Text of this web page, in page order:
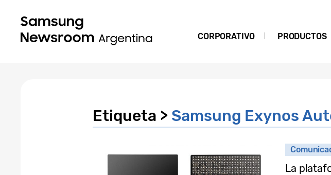
CORPORATIVO PRODUCTOS
Etiqueta > Samsung Exynos
La